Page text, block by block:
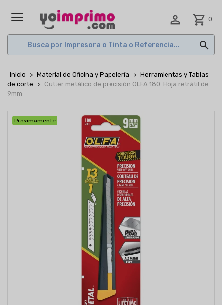
 shopping_cart 0

Inicio Material de Oficina y Papelería
Herramientas y Tablas
de corte
Cutter metálico de precisión OLFA 180. Hoja retrátil de
9mm
Próximamente